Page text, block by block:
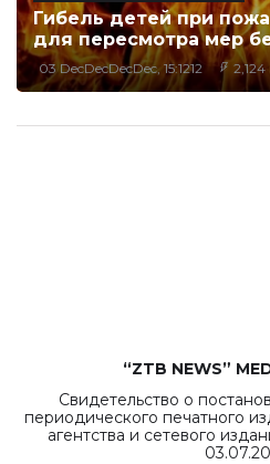
Гибель детей при
для пересмотра мер
03 DecDecDecDec, 15:1212
“ZTB NEWS”
Свидетельство о
периодического печатного
агентства и сетевого